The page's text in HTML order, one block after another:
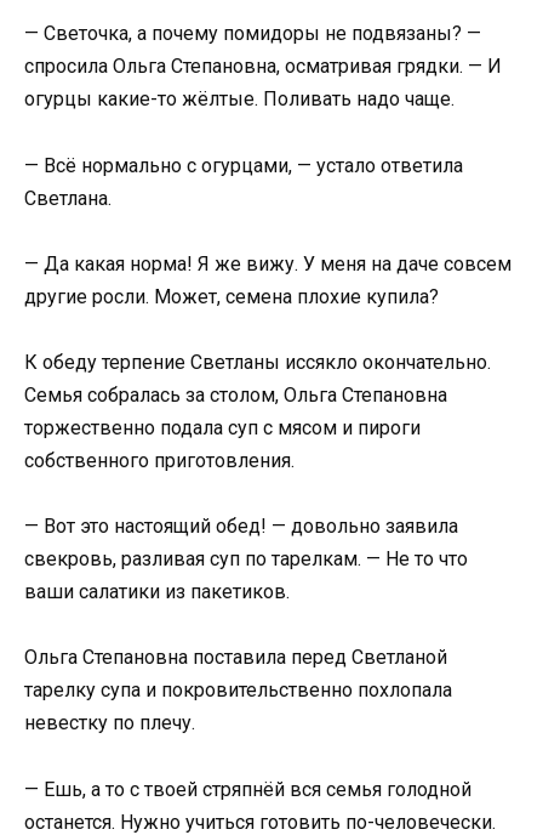
— Светочка, а почему помидоры не подвязаны? —
спросила Ольга Степановна, осматривая грядки. — И
огурцы какие-то жёлтые. Поливать надо чаще.
— Всё нормально с огурцами, — устало ответила
Светлана.
— Да какая норма! Я же вижу. У меня на даче совсем
другие росли. Может, семена плохие купила?
К обеду терпение Светланы иссякло окончательно.
Семья собралась за столом, Ольга Степановна
торжественно подала суп с мясом и пироги
собственного приготовления.
— Вот это настоящий обед! — довольно заявила
свекровь, разливая суп по тарелкам. — Не то что
ваши салатики из пакетиков.
Ольга Степановна поставила перед Светланой
тарелку супа и покровительственно похлопала
невестку по плечу.
— Ешь, а то с твоей стряпнёй вся семья голодной
останется. Нужно учиться готовить по-человечески.